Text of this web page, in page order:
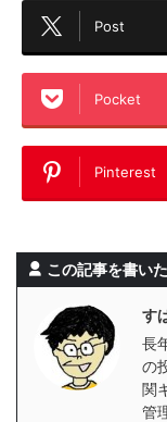
Post
Pocket
Pinterest
この記事を書い
す
長
の
関
管